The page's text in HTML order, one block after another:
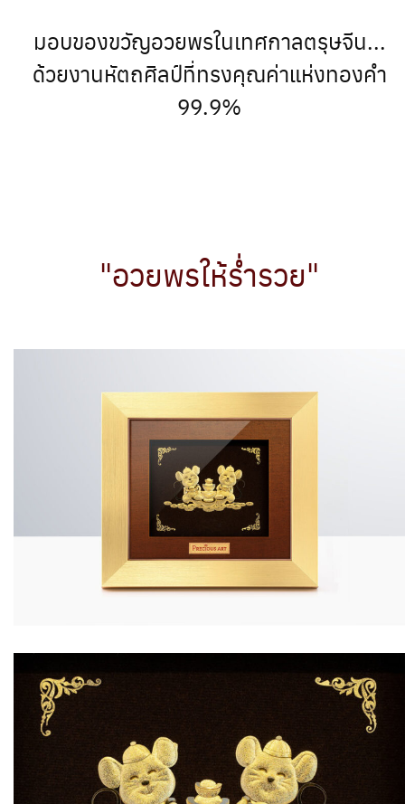
มอบของขวัญอวยพรในเทศกาลตรุษจีน...
ด้วยงานหัตถศิลป์ที่ทรงคุณค่าแห่งทองคำ
99.9%
"อวยพรให้ร่ำรวย"